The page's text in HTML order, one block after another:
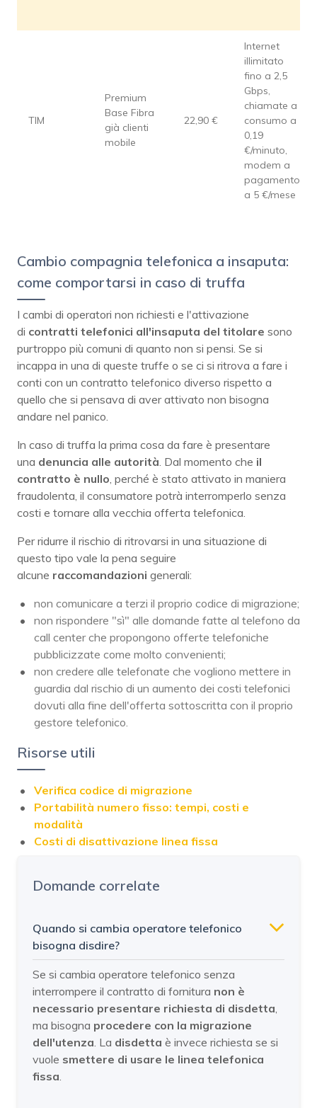
TIM
Premium
Base Fibra
già clienti
mobile
22,90 €
Internet
illimitato
fino a 2,5
Gbps,
chiamate a
consumo a
0,19
€/minuto,
modem a
pagamento
a 5 €/mese
Cambio compagnia telefonica a insaputa:
come comportarsi in caso di truffa
I cambi di operatori non richiesti e l'attivazione
di contratti telefonici all'insaputa del titolare sono
purtroppo più comuni di quanto non si pensi. Se si
incappa in una di queste truffe o se ci si ritrova a fare i
conti con un contratto telefonico diverso rispetto a
quello che si pensava di aver attivato non bisogna
andare nel panico.
In caso di truffa la prima cosa da fare è presentare
una denuncia alle autorità. Dal momento che il
contratto è nullo, perché è stato attivato in maniera
fraudolenta, il consumatore potrà interromperlo senza
costi e tornare alla vecchia offerta telefonica.
Per ridurre il rischio di ritrovarsi in una situazione di
questo tipo vale la pena seguire
alcune raccomandazioni generali:
non comunicare a terzi il proprio codice di migrazione;
non rispondere "sì" alle domande fatte al telefono da
call center che propongono offerte telefoniche
pubblicizzate come molto convenienti;
non credere alle telefonate che vogliono mettere in
guardia dal rischio di un aumento dei costi telefonici
dovuti alla fine dell'offerta sottoscritta con il proprio
gestore telefonico.
Risorse utili
Verifica codice di migrazione
Portabilità numero fisso: tempi, costi e
modalità
Costi di disattivazione linea fissa
Domande correlate
Quando si cambia operatore telefonico
bisogna disdire?
Se si cambia operatore telefonico senza
interrompere il contratto di fornitura non è
necessario presentare richiesta di disdetta,
ma bisogna procedere con la migrazione
dell'utenza. La disdetta è invece richiesta se si
vuole smettere di usare le linea telefonica
fissa.